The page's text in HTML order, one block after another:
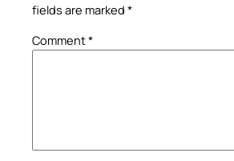
fields are marked *
Comment*